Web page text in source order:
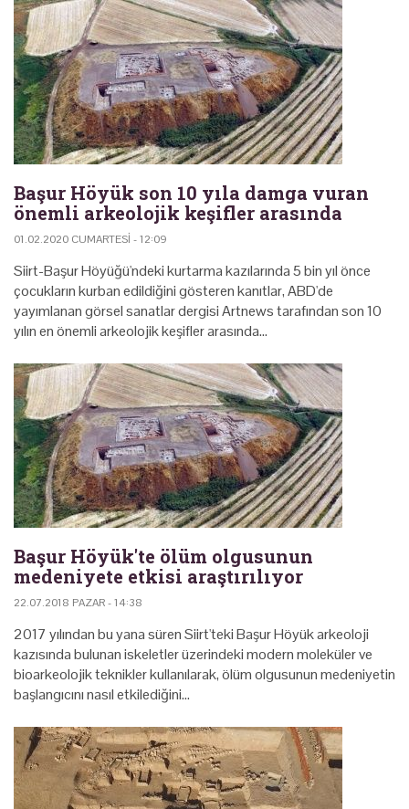
Başur Höyük son 10 yıla damga vuran
önemli arkeolojik keşifler arasında
01.02.2020 CUMARTESI - 12:09
Siirt-Başur Höyüğü'ndeki kurtarma kazılarında 5 bin yıl önce
çocukların kurban edildiğini gösteren kanıtlar, ABD'de
yayımlanan görsel sanatlar dergisi Artnews tarafından son 10
yılın en önemli arkeolojik keşifler arasında…
Başur Höyük'te ölüm olgusunun
medeniyete etkisi araştırılıyor
22.07.2018 PAZAR - 14:38
2017 yılından bu yana süren Siirt'teki Başur Höyük arkeoloji
kazısında bulunan iskeletler üzerindeki modern moleküler ve
bioarkeolojik teknikler kullanılarak, ölüm olgusunun medeniyetin
başlangıcını nasıl etkilediğini…